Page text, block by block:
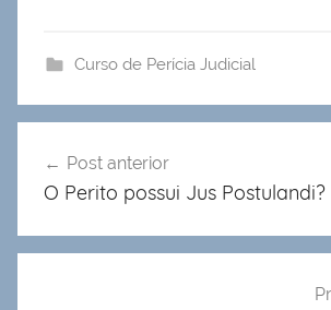
Curso de Perícia Judicial
de
Post anterior
O Perito possui Jus Postulandi?